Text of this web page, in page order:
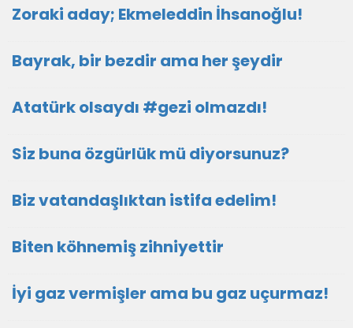
Zoraki aday; Ekmeleddin İhsanoğlu!
Bayrak, bir bezdir ama her şeydir
Atatürk olsaydı #gezi olmazdı!
Siz buna özgürlük mü diyorsunuz?
Biz vatandaşlıktan istifa edelim!
Biten köhnemiş zihniyettir
İyi gaz vermişler ama bu gaz uçurmaz!